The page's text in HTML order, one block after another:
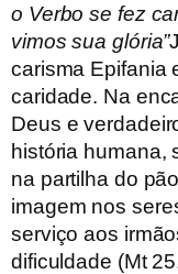
o Verbo se fez
vimos sua glória”
carisma Epifania
caridade. Na
Deus e
história humana,
na partilha do
imagem nos
serviço aos
dificuldade (Mt